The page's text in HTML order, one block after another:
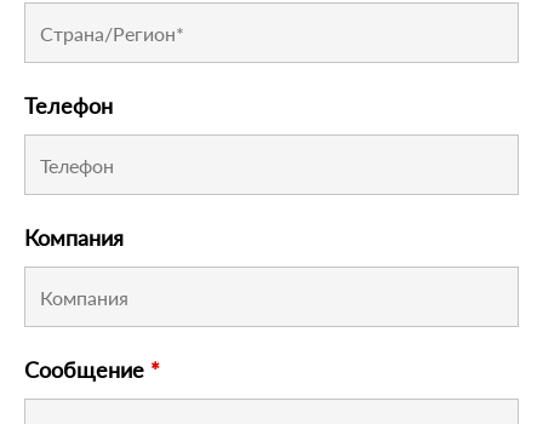
Телефон
Компания
Сообщение *